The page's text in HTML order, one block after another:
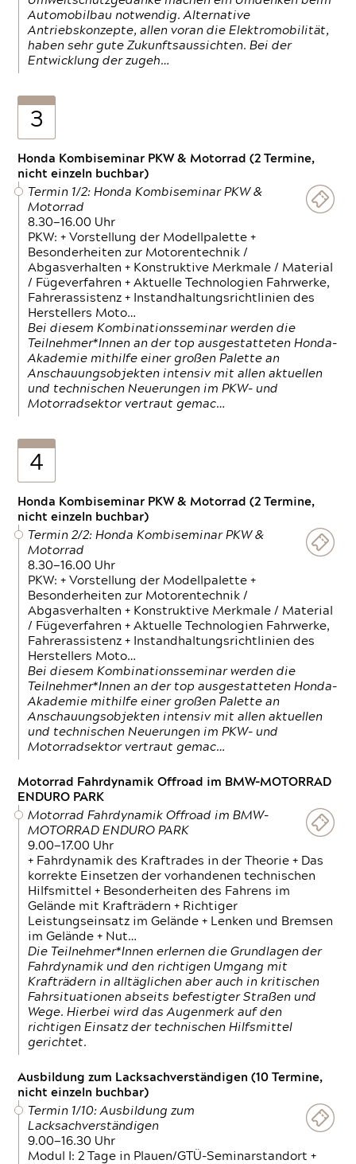
Automobilbau notwendig. Alternative
Antriebskonzepte, allen voran die Elektromobilität,
haben sehr gute Zukunftsaussichten. Bei der
Entwicklung der zugeh…
3
Honda Kombiseminar PKW & Motorrad (2 Termine,
nicht einzeln buchbar)
Termin 1/2: Honda Kombiseminar PKW &
Motorrad
8.30—16.00 Uhr
PKW: + Vorstellung der Modellpalette +
Besonderheiten zur Motorentechnik /
Abgasverhalten + Konstruktive Merkmale / Material
/ Fügeverfahren + Aktuelle Technologien Fahrwerke,
Fahrerassistenz + Instandhaltungsrichtlinien des
Herstellers Moto…
Bei diesem Kombinationsseminar werden die
Teilnehmer*Innen an der top ausgestatteten Honda-
Akademie mithilfe einer großen Palette an
Anschauungsobjekten intensiv mit allen aktuellen
und technischen Neuerungen im PKW- und
Motorradsektor vertraut gemac…
4
Honda Kombiseminar PKW & Motorrad (2 Termine,
nicht einzeln buchbar)
Termin 2/2: Honda Kombiseminar PKW &
Motorrad
8.30—16.00 Uhr
PKW: + Vorstellung der Modellpalette +
Besonderheiten zur Motorentechnik /
Abgasverhalten + Konstruktive Merkmale / Material
/ Fügeverfahren + Aktuelle Technologien Fahrwerke,
Fahrerassistenz + Instandhaltungsrichtlinien des
Herstellers Moto…
Bei diesem Kombinationsseminar werden die
Teilnehmer*Innen an der top ausgestatteten Honda-
Akademie mithilfe einer großen Palette an
Anschauungsobjekten intensiv mit allen aktuellen
und technischen Neuerungen im PKW- und
Motorradsektor vertraut gemac…
Motorrad Fahrdynamik Offroad im BMW-MOTORRAD
ENDURO PARK
Motorrad Fahrdynamik Offroad im BMW-
MOTORRAD ENDURO PARK
9.00—17.00 Uhr
+ Fahrdynamik des Kraftrades in der Theorie + Das
korrekte Einsetzen der vorhandenen technischen
Hilfsmittel + Besonderheiten des Fahrens im
Gelände mit Krafträdern + Richtiger
Leistungseinsatz im Gelände + Lenken und Bremsen
im Gelände + Nut…
Die Teilnehmer*Innen erlernen die Grundlagen der
Fahrdynamik und den richtigen Umgang mit
Krafträdern in alltäglichen aber auch in kritischen
Fahrsituationen abseits befestigter Straßen und
Wege. Hierbei wird das Augenmerk auf den
richtigen Einsatz der technischen Hilfsmittel
gerichtet.
Ausbildung zum Lacksachverständigen (10 Termine,
nicht einzeln buchbar)
Termin 1/10: Ausbildung zum
Lacksachverständigen
9.00—16.30 Uhr
Modul I: 2 Tage in Plauen/GTÜ-Seminarstandort +